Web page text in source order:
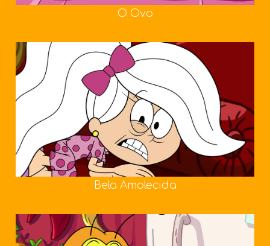
O Ovo
Bela Amolecida